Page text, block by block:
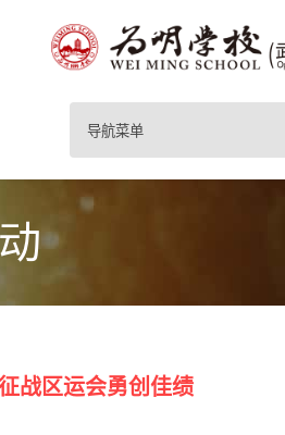
导航菜单
战区运会勇创佳绩